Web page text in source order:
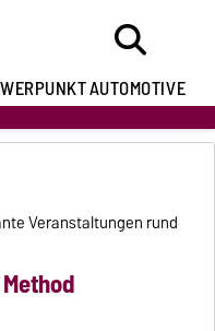
AUTOMOTIVE
Veranstaltungen rund